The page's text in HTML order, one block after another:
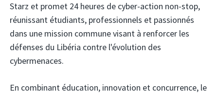
Starz et promet 24 heures de cyber-action non-stop,
réunissant étudiants, professionnels et passionnés
dans une mission commune visant à renforcer les
défenses du Libéria contre l'évolution des
cybermenaces.
En combinant éducation, innovation et concurrence, le